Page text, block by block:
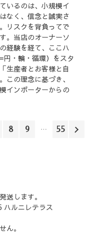
いるのは、小規模イ
なく、信念と誠実さ
リスクを背負ってで
。当店のオーナーソ
経験を経て、ここハ
円・輪・循環）をスタ
生産者とお客様と自
この理念に基づき、
インポーターからの
8 9 55
送します。
ハルニレテラス
ん。